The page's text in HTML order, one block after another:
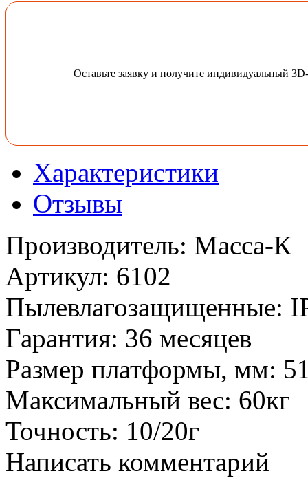
Оставьте заявку и получите индивидуальный
Характеристики
Отзывы
Производитель: Масса-К
Артикул: 6102
Пылевлагозащищенные:
Гарантия: 36 месяцев
Размер платформы, мм:
Максимальный вес: 60кг
Точность: 10/20г
Написать комментарий